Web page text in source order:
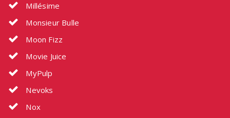
Millésime
Monsieur Bulle
Moon Fizz
Movie Juice
MyPulp
Nevoks
Nox